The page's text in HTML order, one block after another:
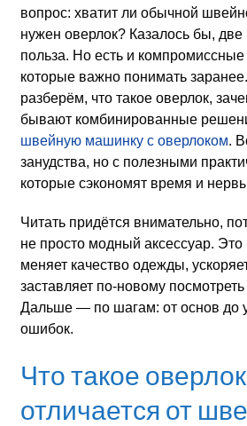
вопрос: хватит ли обычной
нужен оверлок? Казалось бы,
польза. Но есть и
которые важно понимать
разберём, что такое оверлок,
бывают комбинированные
швейную машинку с оверлоком.
занудства, но с полезными
которые сэкономят время и
Читать придётся внимательно,
не просто модный аксессуар. Это
меняет качество одежды,
заставляет по-новому
Дальше — по шагам: от основ до
ошибок.
Что такое
отличается от